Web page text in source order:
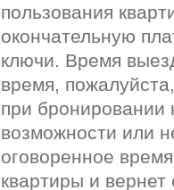
пользования
окончательную
ключи. Время
время,
при
возможности или
оговоренное
квартиры и вернет